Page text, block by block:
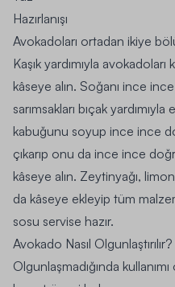
Hazırlanışı
Avokadoları ortadan ikiye
Kaşık yardımıyla avokadoları
kâseye alın. Soğanı ince
sarımsakları bıçak
kabuğunu soyup ince ince
çıkarıp onu da ince ince
kâseye alın. Zeytinyağı,
da kâseye ekleyip tüm
sosu servise hazır.
Avokado Nasıl Olgunlaştırılır?
Olgunlaşmadığında